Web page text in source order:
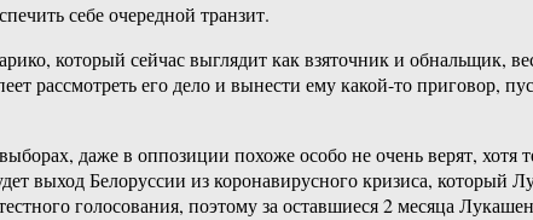
себе очередной транзит.
который сейчас выглядит как взяточник и обнальщик,
рассмотреть его дело и вынести ему какой-то приговор,
даже в оппозиции похоже особо не очень верят, хотя
выход Белоруссии из коронавирусного кризиса, который
голосования, поэтому за оставшиеся 2 месяца